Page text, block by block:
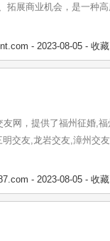
拓展商业机会，是一种
- 2023-08-05 - 收藏
友网，提供了福州征婚,
交友,龙岩交友,漳州交
- 2023-08-05 - 收藏